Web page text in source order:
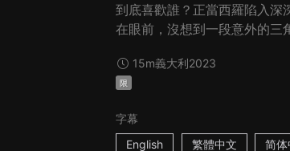
到底喜歡誰？正當西羅陷入深
在眼前，沒想到一段意外的三
15m義大利2023
限
字幕
English
繁體中文 简体